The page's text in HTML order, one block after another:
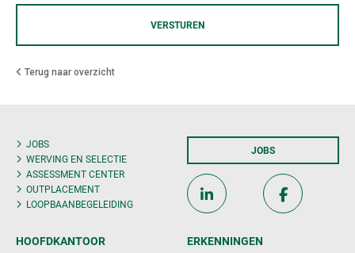
VERSTUREN
Terug naar overzicht
JOBS
WERVING EN SELECTIE
ASSESSMENT CENTER
OUTPLACEMENT
LOOPBAANBEGELEIDING
JOBS
HOOFDKANTOOR
ERKENNINGEN